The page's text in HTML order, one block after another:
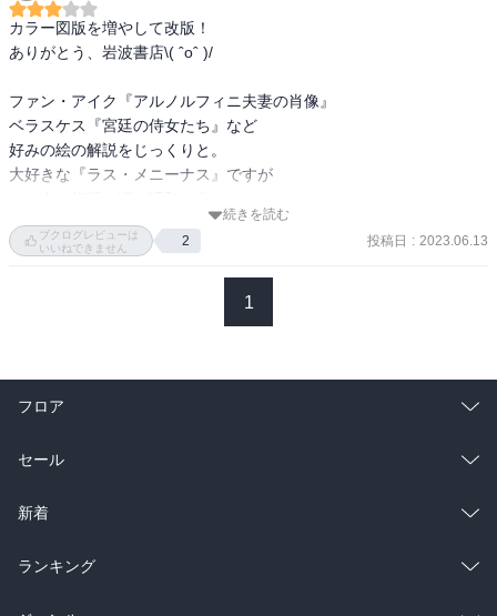
ほとんど描かれたことがなかった。ひとつにはそれは、カトリック
の教えが非常に強かったという事情にもよるものであろう。今日で
さえ、袖なしの服や、帽子なしの恰好では教会にはいることもでき
ンの美術史は、イタリアのそれと比べて、いちじるしく裸婦像に乏
しいのである。 　ゴヤの「マハ」以前にスペインで描かれた裸婦像
としては、第 Ⅵ章でもちょっと触れたベラスケスの有名な「横たわ
るヴィーナス」（ロンドン、ナショナル・ギャラリー所蔵）が、ほ
とんど唯一の例である。しかもそれは、裸婦とは言っても、神話の
なかの女神を描いたものである。」
—『カラー版　名画を見る眼　Ⅰ　油彩画誕生からマネまで (岩波新
法である筆触分割も部分的に試みている。彼は、日記の中でイギリ
スの風景画家コンスタブルの牧場の緑色がただひとつの緑ではな
印象派の画家たちが大がかりに行なうことであるが、ドラクロワ
ざまな色を並置するこの筆触分割に似た技法を用いるようになっ
カラー図版を増やして改版！
ありがとう、岩波書店\( ˆoˆ )/
ファン・アイク『アルノルフィニ夫妻の肖像』
ベラスケス『宮廷の侍女たち』など
好みの絵の解説をじっくりと。
大好きな『ラス・メニーナス』ですが
直訳タイトルで知られていたんですねぇ。
続きを読む
ブクログレビューは
いいねできません
2 投稿日 : 2023.06.13
1
フロア
総合
ラノベ
雑誌・グラビア
BL・TL
セール
総合
ラノベ
新着
総合
ランキング